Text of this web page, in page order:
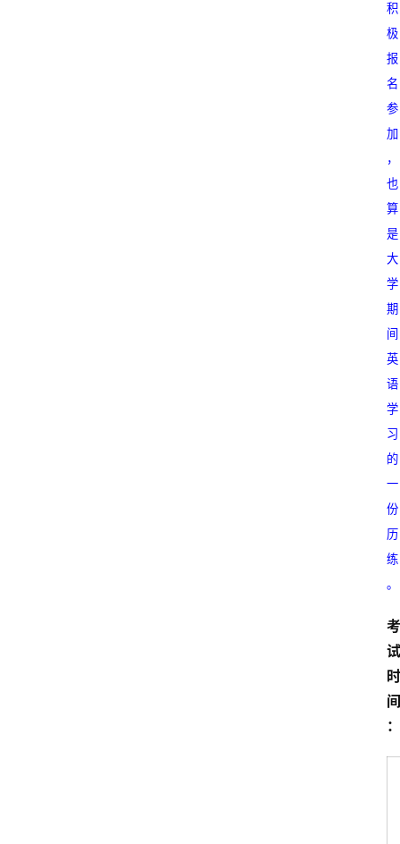
积
极
报
名
参
加
，
也
算
是
大
学
期
间
英
语
学
习
的
一
份
历
练
。
考
试
时
间
：